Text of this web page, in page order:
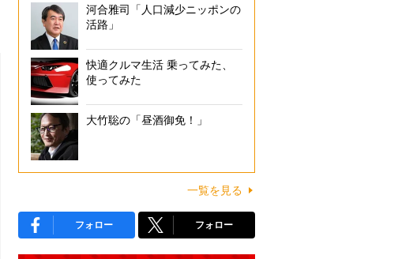
河合雅司「人口減少ニッポンの
活路」
快適クルマ生活 乗ってみた、
使ってみた
大竹聡の「昼酒御免！」
一覧を見る
フォロー フォロー